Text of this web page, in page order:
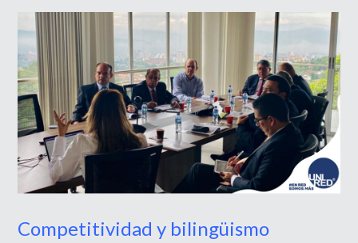
Competitividad y bilingüismo